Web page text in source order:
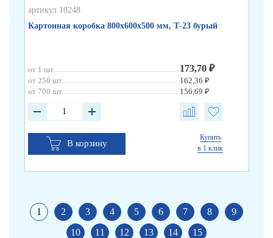
артикул 10248
Картонная коробка 800х600х500 мм, Т-23 бурый
от 1 шт. 173,70 ₽
от 250 шт.
162,36 ₽
от 700 шт.
156,69 ₽
В корзину
Купить
в 1 клик
1 2 3 4 5 6 7 8
9
10
11 12 13 14 15